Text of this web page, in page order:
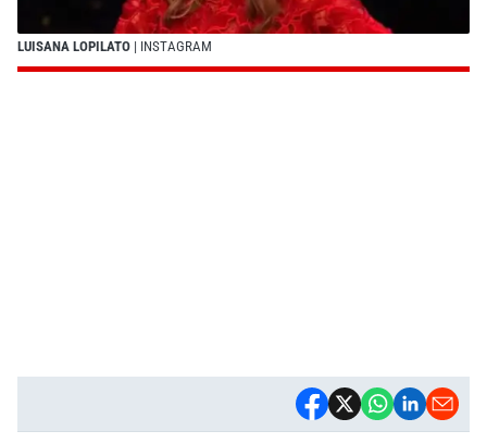
LUISANA LOPILATO | INSTAGRAM